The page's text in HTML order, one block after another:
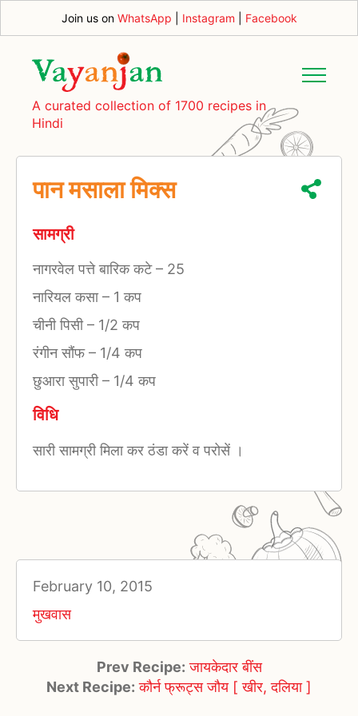
Join us on WhatsApp Instagram Facebook
A curated collection of 1700 recipes in
Hindi
पान मसाला मिक्स
सामग्री
नागरवेल पत्ते बारिक कटे– 25
नारियल कसा– 1 कप
चीनी पिसी– 1/2 कप
रंगीन सौंफ– 1/4 कप
छुआरा सुपारी– 1/4 कप
विधि
सारी सामग्री मिला कर ठंडा करें व परोसें ।
February 10, 2015
मुखवास
Prev Recipe: जायकेदार बींस
Next Recipe: कौर्न फ्रूट्स जौय [ खीर, दलिया ]